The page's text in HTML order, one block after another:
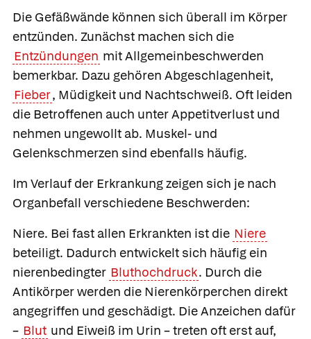
Die Gefäßwände können sich überall im Körper
entzünden. Zunächst machen sich die
Entzündungen mit Allgemeinbeschwerden
bemerkbar. Dazu gehören Abgeschlagenheit,
Fieber, Müdigkeit und Nachtschweiß. Oft leiden
die Betroffenen auch unter Appetitverlust und
nehmen ungewollt ab. Muskel- und
Gelenkschmerzen sind ebenfalls häufig.
Im Verlauf der Erkrankung zeigen sich je nach
Organbefall verschiedene Beschwerden:
Niere. Bei fast allen Erkrankten ist die Niere
beteiligt. Dadurch entwickelt sich häufig ein
nierenbedingter Bluthochdruck. Durch die
Antikörper werden die Nierenkörperchen direkt
angegriffen und geschädigt. Die Anzeichen dafür
– Blut und Eiweiß im Urin – treten oft erst auf,